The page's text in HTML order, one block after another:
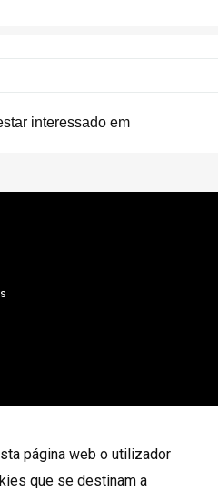
página web o utilizador
que se destinam a
interessado em